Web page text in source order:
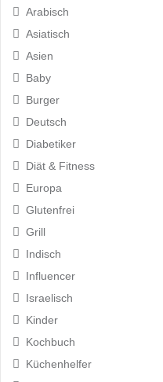
Arabisch
Asiatisch
Asien
Baby
Burger
Deutsch
Diabetiker
Diät & Fitness
Europa
Glutenfrei
Grill
Indisch
Influencer
Israelisch
Kinder
Kochbuch
Küchenhelfer